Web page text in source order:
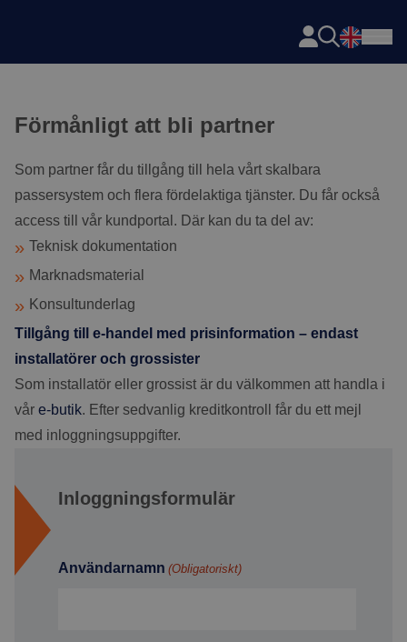
Förmånligt att bli partner
Som partner får du tillgång till hela vårt skalbara
passersystem och flera fördelaktiga tjänster. Du får också
access till vår kundportal. Där kan du ta del av:
Teknisk dokumentation
Marknadsmaterial
Konsultunderlag
Tillgång till e-handel med prisinformation – endast
installatörer och grossister
Som installatör eller grossist är du välkommen att handla i
vår e-butik. Efter sedvanlig kreditkontroll får du ett mejl
med inloggningsuppgifter.
Inloggningsformulär
Användarnamn (Obligatoriskt)